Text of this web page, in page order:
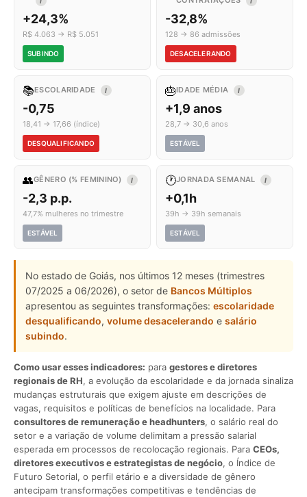
+24,3%
R$ 4.063 → R$ 5.051
SUBINDO
-32,8%
128 → 86 admissões
DESACELERANDO
📚ESCOLARIDADE I
-0,75
18,41 → 17,66 (índice)
DESQUALIFICANDO
🎂IDADE MÉDIA I
+1,9 anos
28,7 → 30,6 anos
ESTÁVEL
👥GÊNERO (% FEMININO) I
-2,3 p.p.
47,7% mulheres no trimestre
ESTÁVEL
🕐JORNADA SEMANAL I
+0,1h
39h → 39h semanais
ESTÁVEL
No estado de Goiás, nos últimos 12 meses (trimestres
07/2025 a 06/2026), o setor de Bancos Múltiplos
apresentou as seguintes transformações: escolaridade
desqualificando, volume desacelerando e salário
subindo.
Como usar esses indicadores: para gestores e diretores
regionais de RH, a evolução da escolaridade e da jornada sinaliza
mudanças estruturais que exigem ajuste em descrições de
vagas, requisitos e políticas de benefícios na localidade. Para
consultores de remuneração e headhunters, o salário real do
setor e a variação de volume delimitam a pressão salarial
esperada em processos de recolocação regionais. Para CEOs,
diretores executivos e estrategistas de negócio, o Índice de
Futuro Setorial, o perfil etário e a diversidade de gênero
antecipam transformações competitivas e tendências de